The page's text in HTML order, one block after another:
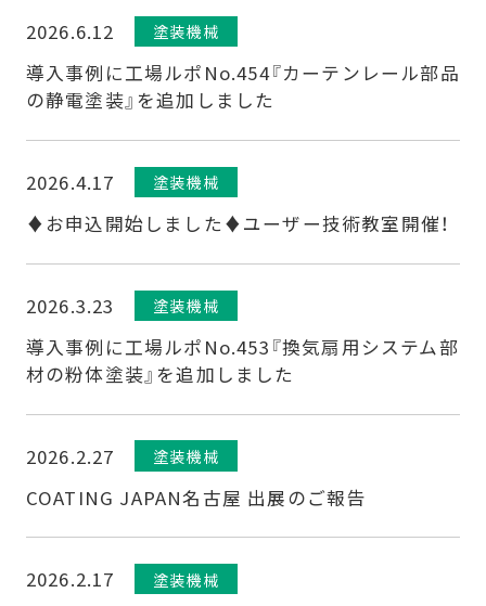
2026.6.12 塗装機械
導入事例に工場ルポNo.454『カーテンレール部品
の静電塗装』を追加しました
2026.4.17 塗装機械
♦お申込開始しました♦ユーザー技術教室開催！
2026.3.23 塗装機械
導入事例に工場ルポNo.453『換気扇用システム部
材の粉体塗装』を追加しました
2026.2.27 塗装機械
COATING JAPAN名古屋 出展のご報告
2026.2.17 塗装機械